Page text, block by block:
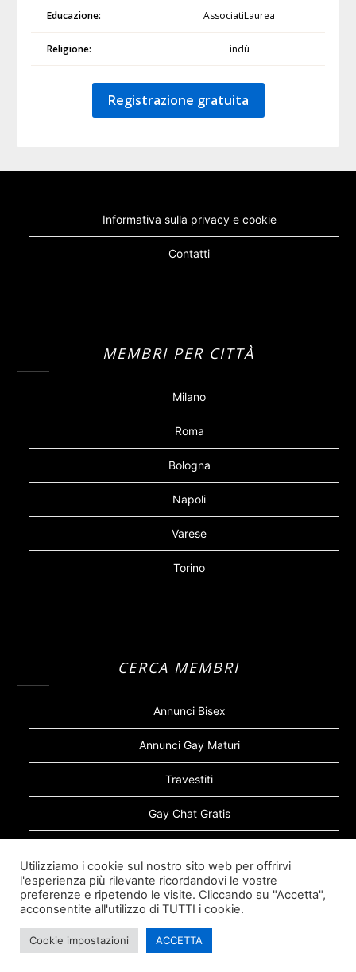
Educazione: AssociatiLaurea
Religione: indù
Registrazione gratuita
Informativa sulla privacy e cookie
Contatti
MEMBRI PER CITTÀ
Milano
Roma
Bologna
Napoli
Varese
Torino
CERCA MEMBRI
Annunci Bisex
Annunci Gay Maturi
Travestiti
Gay Chat Gratis
Sugar Daddy Gay
©2026 Siti Incontri Gay
Utilizziamo i cookie sul nostro sito web per offrirvi
l'esperienza più rilevante ricordandovi le vostre
preferenze e ripetendo le visite. Cliccando su "Accetta",
acconsentite all'utilizzo di TUTTI i cookie.
Cookie impostazioni ACCETTA